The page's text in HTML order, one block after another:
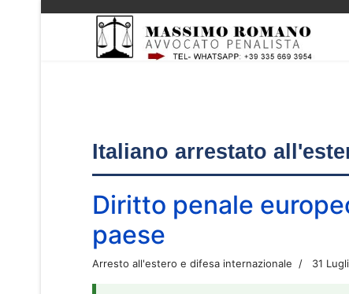
Italiano arrestato
Diritto penale
paese
Arresto all'estero e difesa internazionale 31